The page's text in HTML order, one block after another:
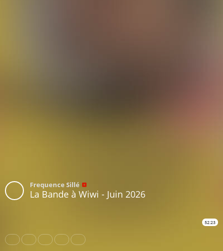
Frequence Sillé
La Bande à Wiwi - Juin 2026
52:23
Share Like Repost